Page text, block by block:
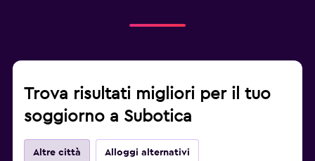
Trova risultati migliori per il tuo
soggiorno a Subotica
Altre città Alloggi alternativi